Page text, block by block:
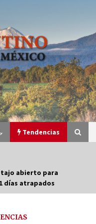
Tendencias
Quintos revela homicidio;
tajo abierto para
días atrapados